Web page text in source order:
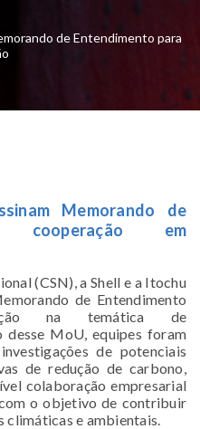
de Entendimento para
Memorando de
cooperação em
(CSN), a Shell e a Itochu
de Entendimento
na temática de
MoU, equipes foram
de potenciais
de redução de carbono,
colaboração empresarial
o objetivo de contribuir
climáticas e ambientais.